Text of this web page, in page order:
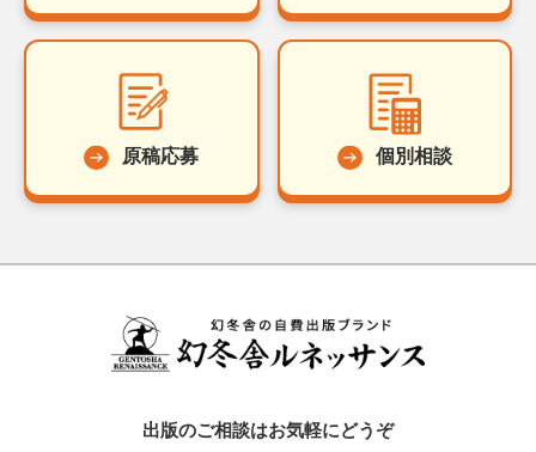
原稿応募 個別相談
出版のご相談はお気軽にどうぞ